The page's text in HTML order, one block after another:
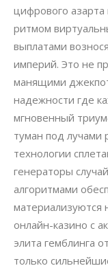
цифрового азарта
ритмом
выплатами
империй. Это не
манящими
надежности где
мгновенный
туман под лучами
технологии
генераторы
алгоритмами
материализуются
онлайн-казино с
элита гемблинга
только